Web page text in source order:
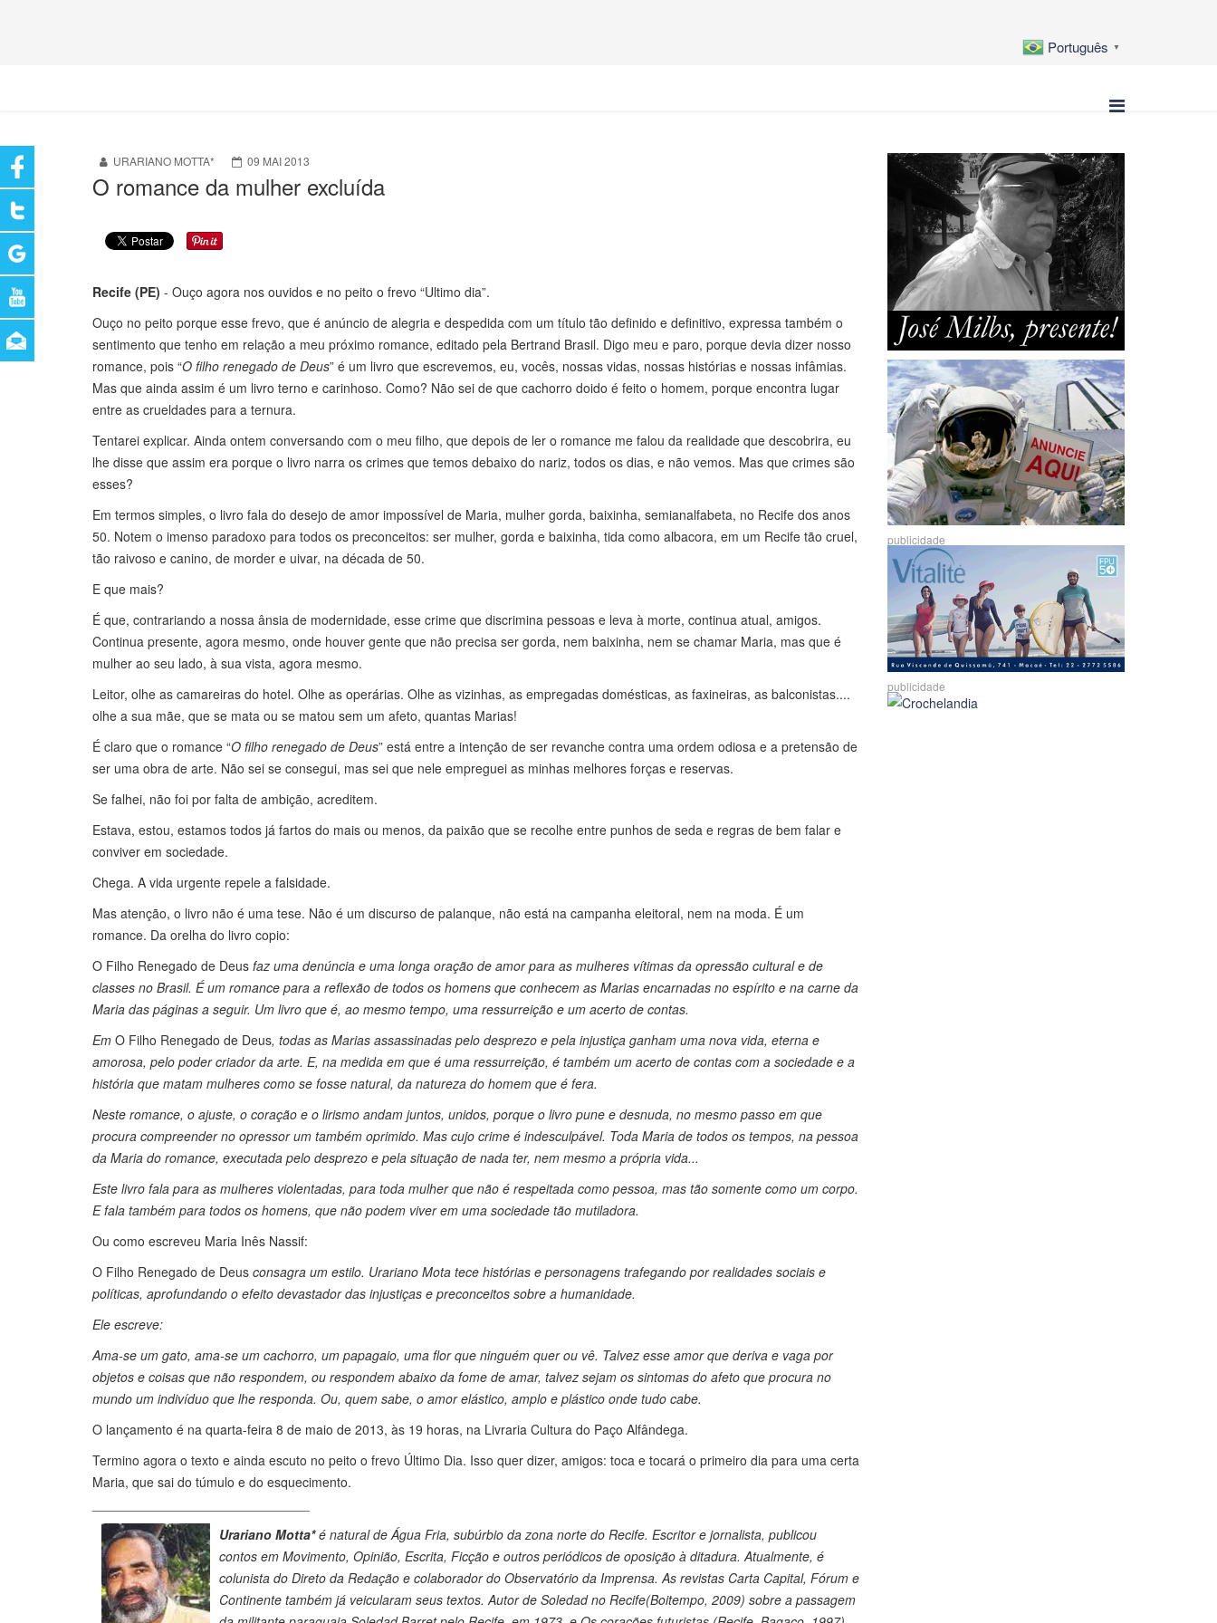
Português ▼
URARIANO MOTTA* 09 MAI 2013
O romance da mulher excluída
Recife (PE) - Ouço agora nos ouvidos e no peito o frevo “Ultimo dia”.
Ouço no peito porque esse frevo, que é anúncio de alegria e despedida com um título tão definido e definitivo, expressa também o
sentimento que tenho em relação a meu próximo romance, editado pela Bertrand Brasil. Digo meu e paro, porque devia dizer nosso
romance, pois “O filho renegado de Deus” é um livro que escrevemos, eu, vocês, nossas vidas, nossas histórias e nossas infâmias.
Mas que ainda assim é um livro terno e carinhoso. Como? Não sei de que cachorro doido é feito o homem, porque encontra lugar
entre as crueldades para a ternura.
Tentarei explicar. Ainda ontem conversando com o meu filho, que depois de ler o romance me falou da realidade que descobrira, eu
lhe disse que assim era porque o livro narra os crimes que temos debaixo do nariz, todos os dias, e não vemos. Mas que crimes são
esses?
Em termos simples, o livro fala do desejo de amor impossível de Maria, mulher gorda, baixinha, semianalfabeta, no Recife dos anos
50. Notem o imenso paradoxo para todos os preconceitos: ser mulher, gorda e baixinha, tida como albacora, em um Recife tão cruel,
tão raivoso e canino, de morder e uivar, na década de 50.
E que mais?
É que, contrariando a nossa ânsia de modernidade, esse crime que discrimina pessoas e leva à morte, continua atual, amigos.
Continua presente, agora mesmo, onde houver gente que não precisa ser gorda, nem baixinha, nem se chamar Maria, mas que é
mulher ao seu lado, à sua vista, agora mesmo.
Leitor, olhe as camareiras do hotel. Olhe as operárias. Olhe as vizinhas, as empregadas domésticas, as faxineiras, as balconistas....
olhe a sua mãe, que se mata ou se matou sem um afeto, quantas Marias!
É claro que o romance “O filho renegado de Deus” está entre a intenção de ser revanche contra uma ordem odiosa e a pretensão de
ser uma obra de arte. Não sei se consegui, mas sei que nele empreguei as minhas melhores forças e reservas.
Se falhei, não foi por falta de ambição, acreditem.
Estava, estou, estamos todos já fartos do mais ou menos, da paixão que se recolhe entre punhos de seda e regras de bem falar e
conviver em sociedade.
Chega. A vida urgente repele a falsidade.
Mas atenção, o livro não é uma tese. Não é um discurso de palanque, não está na campanha eleitoral, nem na moda. É um
romance. Da orelha do livro copio:
O Filho Renegado de Deus faz uma denúncia e uma longa oração de amor para as mulheres vítimas da opressão cultural e de
classes no Brasil. É um romance para a reflexão de todos os homens que conhecem as Marias encarnadas no espírito e na carne da
Maria das páginas a seguir. Um livro que é, ao mesmo tempo, uma ressurreição e um acerto de contas.
Em O Filho Renegado de Deus, todas as Marias assassinadas pelo desprezo e pela injustiça ganham uma nova vida, eterna e
amorosa, pelo poder criador da arte. E, na medida em que é uma ressurreição, é também um acerto de contas com a sociedade e a
história que matam mulheres como se fosse natural, da natureza do homem que é fera.
Neste romance, o ajuste, o coração e o lirismo andam juntos, unidos, porque o livro pune e desnuda, no mesmo passo em que
procura compreender no opressor um também oprimido. Mas cujo crime é indesculpável. Toda Maria de todos os tempos, na pessoa
da Maria do romance, executada pelo desprezo e pela situação de nada ter, nem mesmo a própria vida...
Este livro fala para as mulheres violentadas, para toda mulher que não é respeitada como pessoa, mas tão somente como um corpo.
E fala também para todos os homens, que não podem viver em uma sociedade tão mutiladora.
Ou como escreveu Maria Inês Nassif:
O Filho Renegado de Deus consagra um estilo. Urariano Mota tece histórias e personagens trafegando por realidades sociais e
políticas, aprofundando o efeito devastador das injustiças e preconceitos sobre a humanidade.
Ele escreve:
Ama-se um gato, ama-se um cachorro, um papagaio, uma flor que ninguém quer ou vê. Talvez esse amor que deriva e vaga por
objetos e coisas que não respondem, ou respondem abaixo da fome de amar, talvez sejam os sintomas do afeto que procura no
mundo um indivíduo que lhe responda. Ou, quem sabe, o amor elástico, amplo e plástico onde tudo cabe.
O lançamento é na quarta-feira 8 de maio de 2013, às 19 horas, na Livraria Cultura do Paço Alfândega.
Termino agora o texto e ainda escuto no peito o frevo Último Dia. Isso quer dizer, amigos: toca e tocará o primeiro dia para uma certa
Maria, que sai do túmulo e do esquecimento.
Urariano Motta*é natural de Água Fria, subúrbio da zona norte do Recife. Escritor e jornalista, publicou
contos em Movimento, Opinião, Escrita, Ficção e outros periódicos de oposição à ditadura. Atualmente, é
colunista do Direto da Redação e colaborador do Observatório da Imprensa. As revistas Carta Capital, Fórum e
Continente também já veicularam seus textos. Autor de Soledad no Recife(Boitempo, 2009) sobre a passagem
publicidade
publicidade